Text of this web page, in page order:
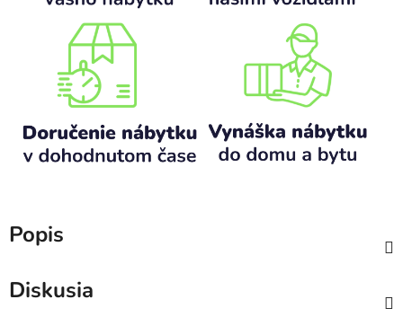
Popis
Diskusia